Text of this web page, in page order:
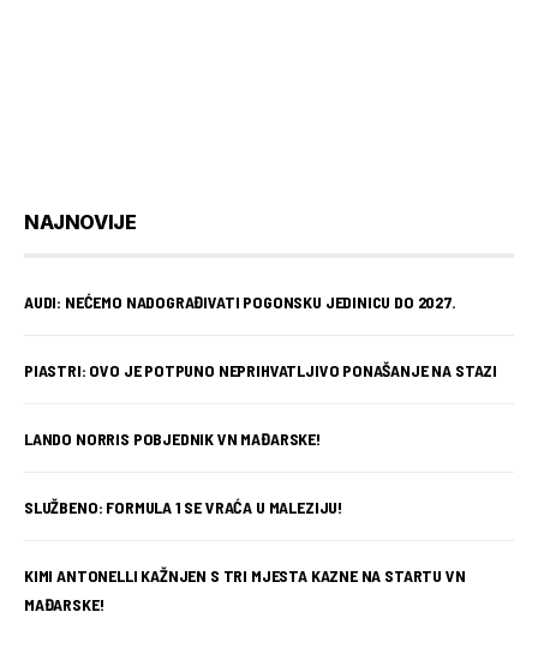
NAJNOVIJE
AUDI: NEĆEMO NADOGRAĐIVATI POGONSKU JEDINICU DO 2027.
PIASTRI: OVO JE POTPUNO NEPRIHVATLJIVO PONAŠANJE NA STAZI
LANDO NORRIS POBJEDNIK VN MAĐARSKE!
SLUŽBENO: FORMULA 1 SE VRAĆA U MALEZIJU!
KIMI ANTONELLI KAŽNJEN S TRI MJESTA KAZNE NA STARTU VN
MAĐARSKE!